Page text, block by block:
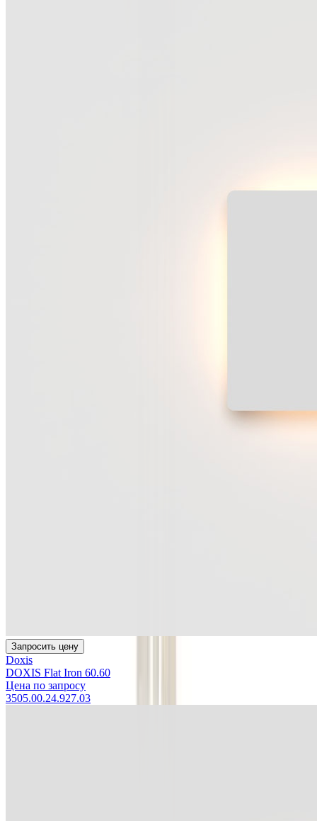
Запросить цену
Doxis
DOXIS Flat Iron 60.60
Цена по запросу
3505.00.24.927.03